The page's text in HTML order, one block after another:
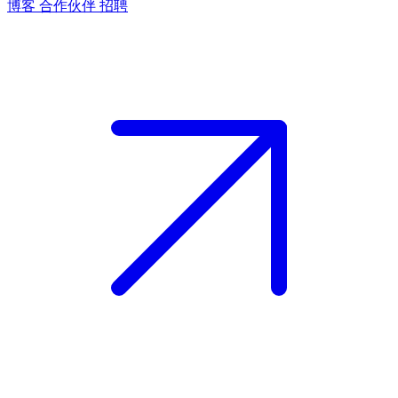
博客 合作伙伴 招聘